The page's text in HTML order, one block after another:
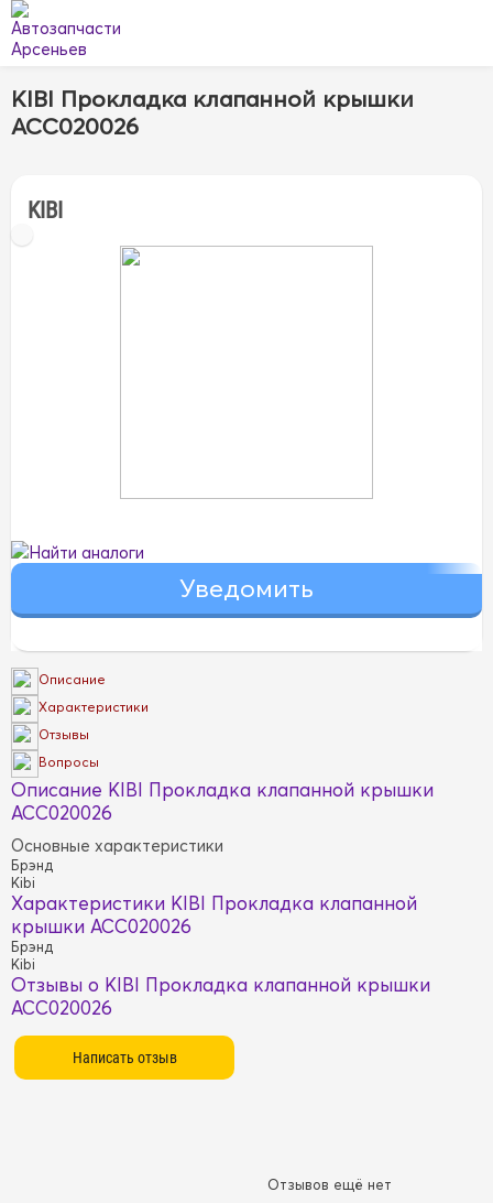
KIBI Прокладка клапанной крышки
ACC020026
KIBI
Найти аналоги
Описание
Характеристики
Отзывы
Вопросы
Описание KIBI Прокладка клапанной крышки
ACC020026
Основные характеристики
Брэнд
Kibi
Характеристики KIBI Прокладка клапанной
крышки ACC020026
Брэнд
Kibi
Отзывы о KIBI Прокладка клапанной крышки
ACC020026
Отзывов ещё нет